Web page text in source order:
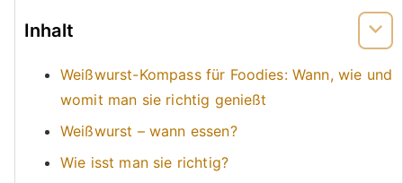
Inhalt
Weißwurst-Kompass für Foodies: Wann, wie und
womit man sie richtig genießt
Weißwurst – wann essen?
Wie isst man sie richtig?